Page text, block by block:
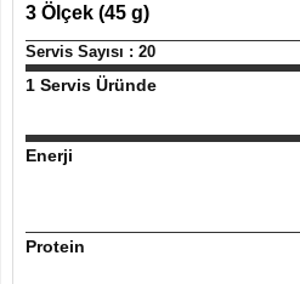
3 Ölçek (45 g)
Servis Sayısı : 20
1 Servis Üründe
Enerji
Protein